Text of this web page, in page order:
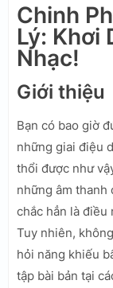
Chinh
Lý: Khơi
Nhạc!
Giới thiệu
Bạn có bao giờ
những giai điệu
thổi được như
những âm thanh
chắc hẳn là điều
Tuy nhiên,
hỏi năng khiếu
tập bài bản tại